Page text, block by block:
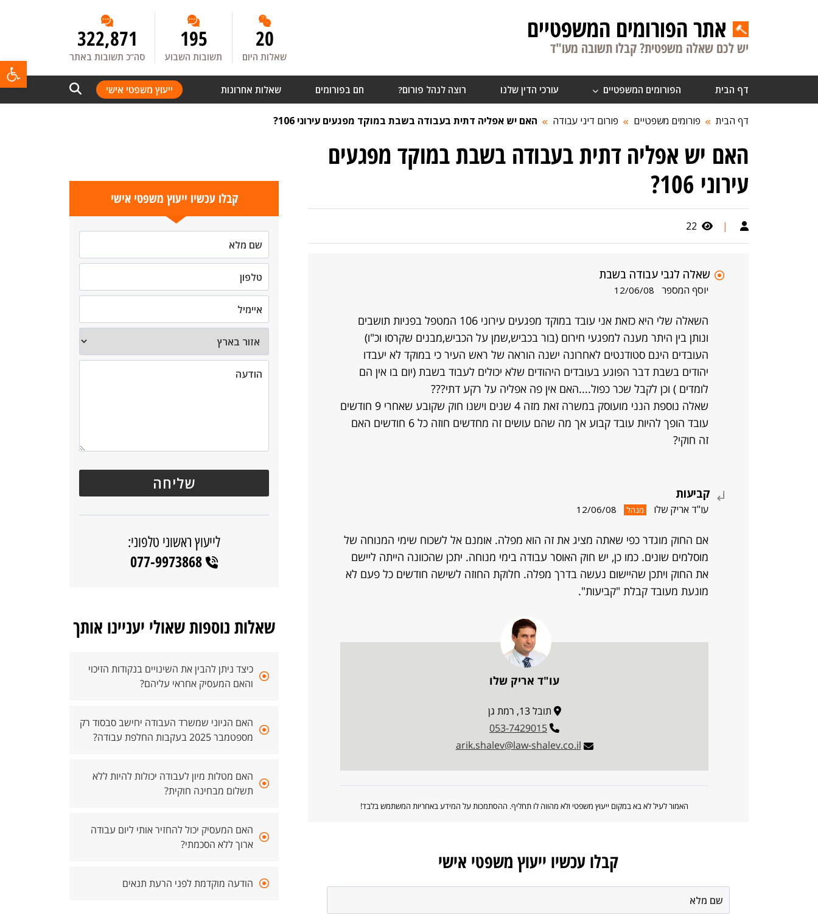
אתר הפורומים המשפטיים
יש לכם שאלה משפטית? קבלו תשובה מעו"ד 20
שאלות היום
195
תשובות השבוע
322,871
סה”כ תשובות באתר
דף הבית הפורומים המשפטיים עורכי הדין שלנו רוצה לנהל פורום? חם בפורומים שאלות אחרונות ייעוץ משפטי אישי
דף הבית פורומים משפטיים פורום דיני עבודה האם יש אפליה דתית בעבודה בשבת במוקד מפגעים עירוני 106?
האם יש אפליה דתית בעבודה בשבת במוקד מפגעים
עירוני 106?
|
22
שאלה לגבי עבודה בשבת
יוסף המספר 12/06/08
השאלה שלי היא כזאת אני עובד במוקד מפגעים עירוני 106 המטפל בפניות תושבים
ונותן בין היתר מענה למפגעי חירום (בור בכביש,שמן על הכביש,מבנים שקרסו וכ"ו)
העובדים הינם סטודנטים לאחרונה ישנה הוראה של ראש העיר כי במוקד לא יעבדו
יהודים בשבת דבר הפוגע בעובדים היהודים שלא יכולים לעבוד בשבת (יום בו אין הם
לומדים ) וכן לקבל שכר כפול....האם אין פה אפליה על רקע דתי???
שאלה נוספת הנני מועוסק במשרה זאת מזה 4 שנים וישנו חוק שקובע שאחרי 9 חודשים
עובד הופך להיות עובד קבוע אך מה שהם עושים זה מחדשים חוזה כל 6 חודשים האם
זה חוקי?
קביעות
עו"ד אריק שלו מנהל 12/06/08
אם החוק מוגדר כפי שאתה מציג את זה הוא מפלה. אומנם אל לשכוח שימי המנוחה של
מוסלמים שונים. כמו כן, יש חוק האוסר עבודה בימי מנוחה. יתכן שהכוונה הייתה ליישם
את החוק ויתכן שהיישום נעשה בדרך מפלה. חלוקת החוזה לשישה חודשים כל פעם לא
מונעת מעובד קבלת "קביעות".
עו"ד אריק שלו
תובל 13, רמת גן
053-7429015
arik.shalev@law-shalev.co.il
האמור לעיל לא בא במקום ייעוץ משפטי ולא מהווה לו תחליף. ההסתמכות על המידע באחריות המשתמש בלבד!
קבלו עכשיו ייעוץ משפטי אישי
קבלו עכשיו ייעוץ משפטי אישי
לייעוץ ראשוני טלפוני:
077-9973868
שאלות נוספות שאולי יעניינו אותך
כיצד ניתן להבין את השינויים בנקודות הזיכוי
והאם המעסיק אחראי עליהם?
האם הגיוני שמשרד העבודה יחישב סבסוד רק
מספטמבר 2025 בעקבות החלפת עבודה?
האם מטלות מיון לעבודה יכולות להיות ללא
תשלום מבחינה חוקית?
האם המעסיק יכול להחזיר אותי ליום עבודה
ארוך ללא הסכמתי?
הודעה מוקדמת לפני הרעת תנאים